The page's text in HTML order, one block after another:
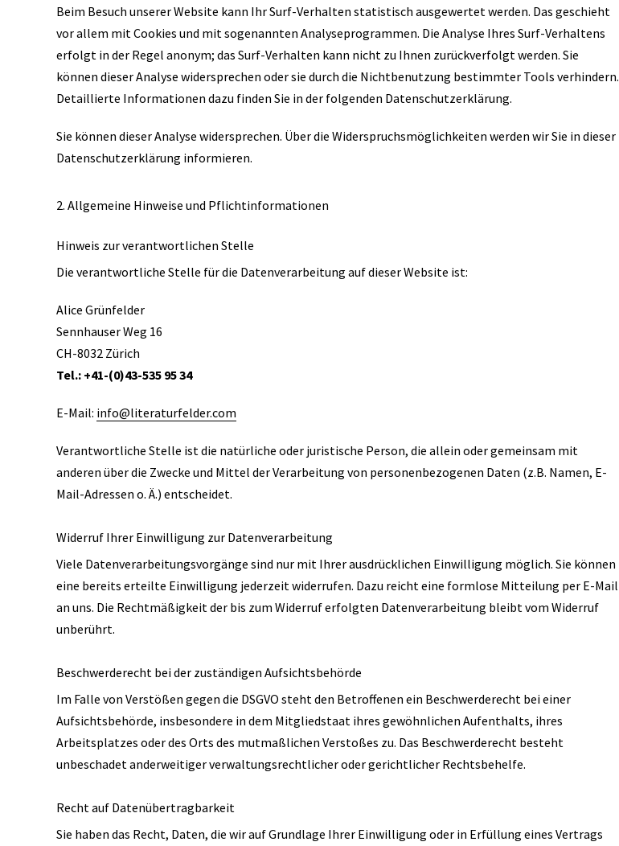
Beim Besuch unserer Website kann Ihr Surf-Verhalten statistisch ausgewertet werden. Das geschieht
vor allem mit Cookies und mit sogenannten Analyseprogrammen. Die Analyse Ihres Surf-Verhaltens
erfolgt in der Regel anonym; das Surf-Verhalten kann nicht zu Ihnen zurückverfolgt werden. Sie
können dieser Analyse widersprechen oder sie durch die Nichtbenutzung bestimmter Tools verhindern.
Detaillierte Informationen dazu finden Sie in der folgenden Datenschutzerklärung.
Sie können dieser Analyse widersprechen. Über die Widerspruchsmöglichkeiten werden wir Sie in dieser
Datenschutzerklärung informieren.
2. Allgemeine Hinweise und Pflichtinformationen
Hinweis zur verantwortlichen Stelle
Die verantwortliche Stelle für die Datenverarbeitung auf dieser Website ist:
Alice Grünfelder
Sennhauser Weg 16
CH-8032 Zürich
Tel.: +41-(0)43-535 95 34
E-Mail: info@literaturfelder.com
Verantwortliche Stelle ist die natürliche oder juristische Person, die allein oder gemeinsam mit
anderen über die Zwecke und Mittel der Verarbeitung von personenbezogenen Daten (z.B. Namen, E-
Mail-Adressen o. Ä.) entscheidet.
Widerruf Ihrer Einwilligung zur Datenverarbeitung
Viele Datenverarbeitungsvorgänge sind nur mit Ihrer ausdrücklichen Einwilligung möglich. Sie können
eine bereits erteilte Einwilligung jederzeit widerrufen. Dazu reicht eine formlose Mitteilung per E-Mail
an uns. Die Rechtmäßigkeit der bis zum Widerruf erfolgten Datenverarbeitung bleibt vom Widerruf
unberührt.
Beschwerderecht bei der zuständigen Aufsichtsbehörde
Im Falle von Verstößen gegen die DSGVO steht den Betroffenen ein Beschwerderecht bei einer
Aufsichtsbehörde, insbesondere in dem Mitgliedstaat ihres gewöhnlichen Aufenthalts, ihres
Arbeitsplatzes oder des Orts des mutmaßlichen Verstoßes zu. Das Beschwerderecht besteht
unbeschadet anderweitiger verwaltungsrechtlicher oder gerichtlicher Rechtsbehelfe.
Recht auf Datenübertragbarkeit
Sie haben das Recht, Daten, die wir auf Grundlage Ihrer Einwilligung oder in Erfüllung eines Vertrags